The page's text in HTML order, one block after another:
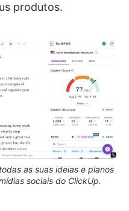
produtos.
as suas ideias e planos
sociais do ClickUp.